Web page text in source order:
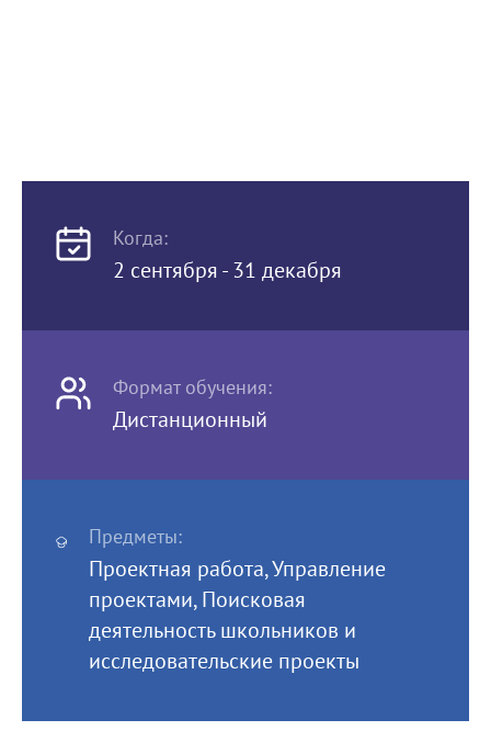
Когда:
2 сентября - 31 декабря
Формат обучения:
Дистанционный
Предметы:
Проектная работа, Управление
проектами, Поисковая
деятельность школьников и
исследовательские проекты